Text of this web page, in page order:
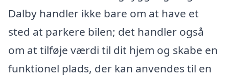
Dalby handler ikke bare om at have et
sted at parkere bilen; det handler også
om at tilføje værdi til dit hjem og skabe en
funktionel plads, der kan anvendes til en